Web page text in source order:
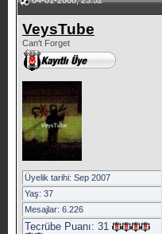
VeysTube
Can't Forget
Üyelik tarihi: Sep 2007
Yaş: 37
Mesajlar: 6.226
Tecrübe Puanı: 31